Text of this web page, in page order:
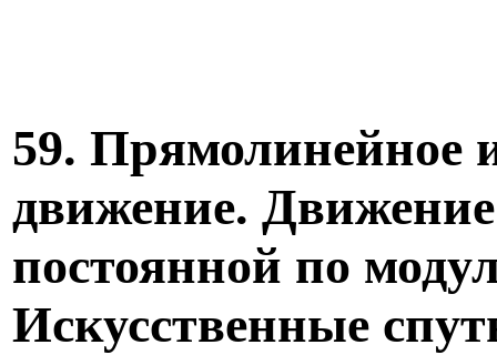
59. Прямолинейное
движение.
постоянной по
Искусственные